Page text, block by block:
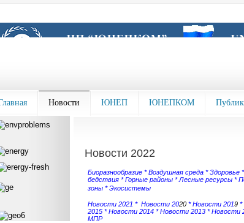
Новости ЮНЕП ЮНЕПКОМ
Новости 2022
Биоразнообразие *Воздушная среда *Здоровье *
бедствия *Горные районы *Лесные ресурсы *
зоны *Экосистемы
Новости 2021 * Новости 2020*Новости 2019*
2015*Новости 2014 *Новости 2013 *Новости
МПР